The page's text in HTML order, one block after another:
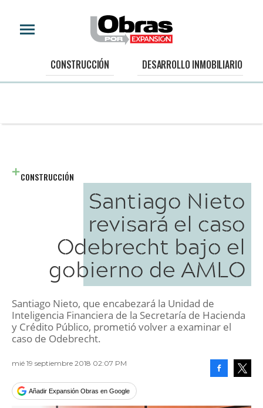
CONSTRUCCIÓN DESARROLLO INMOBILIARIO
CONSTRUCCIÓN
Santiago Nieto
revisará el caso
Odebrecht bajo el
gobierno de AMLO
Santiago Nieto, que encabezará la Unidad de
Inteligencia Financiera de la Secretaría de Hacienda
y Crédito Público, prometió volver a examinar el
caso de Odebrecht.
mié 19 septiembre 2018 02:07 PM
Añadir Expansión Obras en Google